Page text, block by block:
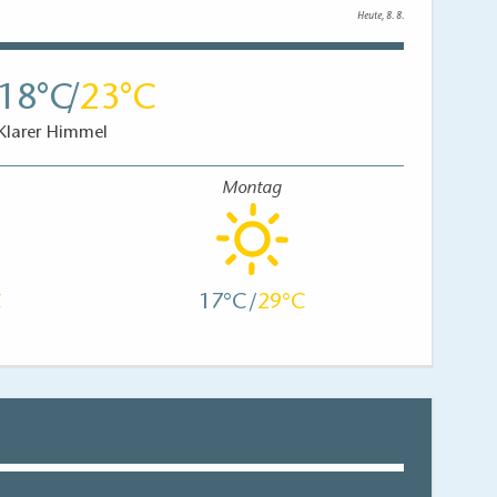
Heute, 8. 8.
18 23
Klarer Himmel
Montag
17 29